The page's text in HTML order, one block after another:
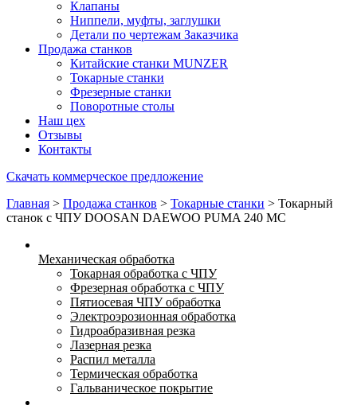
Клапаны
Ниппели, муфты, заглушки
Детали по чертежам Заказчика
Продажа станков
Китайские станки MUNZER
Токарные станки
Фрезерные станки
Поворотные столы
Наш цех
Отзывы
Контакты
Скачать коммерческое предложение
Главная > Продажа станков > Токарные станки > Токарный
станок с ЧПУ DOOSAN DAEWOO PUMA 240 MC
Механическая обработка
Токарная обработка с ЧПУ
Фрезерная обработка с ЧПУ
Пятиосевая ЧПУ обработка
Электроэрозионная обработка
Гидроабразивная резка
Лазерная резка
Распил металла
Термическая обработка
Гальваническое покрытие